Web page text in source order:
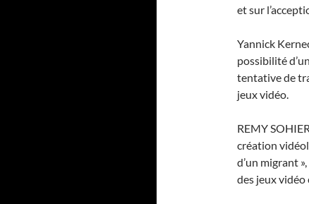
et sur
Yannick
possibilité
tentative de
jeux vidéo.
REMY
création
d’un migrant
des jeux vidéo